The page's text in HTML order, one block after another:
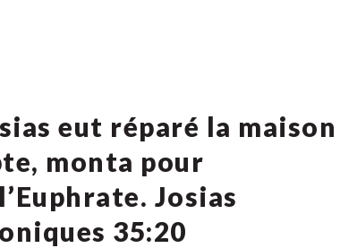
eut réparé la maison
monta pour
Josias
35:20